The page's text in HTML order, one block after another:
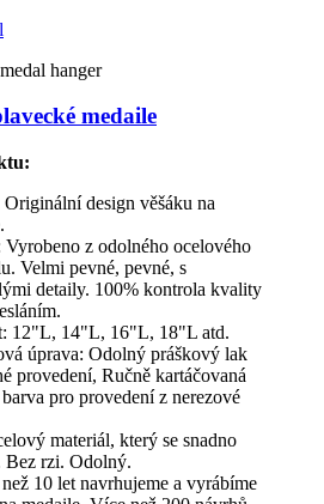
medaile
:
design věšáku na
z odolného ocelového
Velmi pevné, pevné, s
detaily. 100% kontrola kvality
12"L, 14"L, 16"L, 18"L atd.
úprava: Odolný práškový lak
provedení, Ručně kartáčovaná
pro provedení z nerezové
materiál, který se snadno
Bez rzi. Odolný.
10 let navrhujeme a vyrábíme